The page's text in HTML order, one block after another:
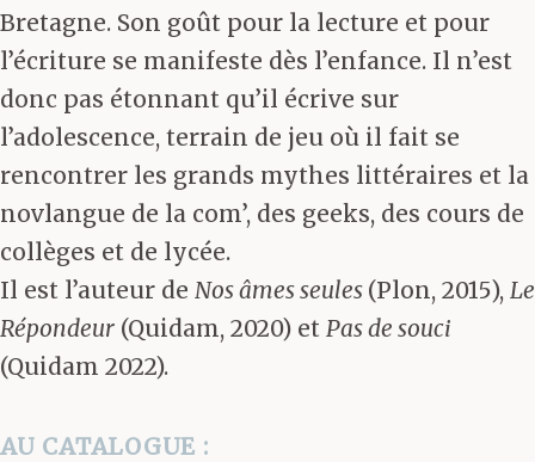
Bretagne. Son goût pour la lecture et pour
l’écriture se manifeste dès l’enfance. Il n’est
donc pas étonnant qu’il écrive sur
l’adolescence, terrain de jeu où il fait se
rencontrer les grands mythes littéraires et la
novlangue de la com’, des geeks, des cours de
collèges et de lycée.
Il est l’auteur de Nos âmes seules (Plon, 2015), Le
Répondeur (Quidam, 2020) et Pas de souci
(Quidam 2022).
AU CATALOGUE :